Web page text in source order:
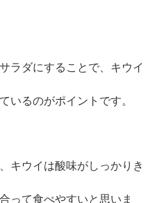
ラダにすることで、キウイ
いるのがポイントです。
キウイは酸味がしっかりき
って食べやすいと思いま